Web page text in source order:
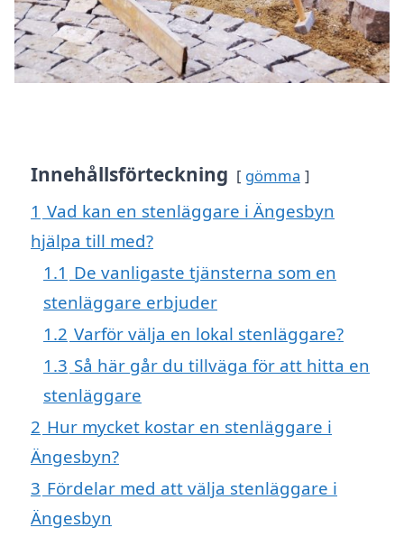
Innehållsförteckning gömma
1 Vad kan en stenläggare i Ängesbyn
hjälpa till med?
1.1 De vanligaste tjänsterna som en
stenläggare erbjuder
1.2 Varför välja en lokal stenläggare?
1.3 Så här går du tillväga för att hitta en
stenläggare
2 Hur mycket kostar en stenläggare i
Ängesbyn?
3 Fördelar med att välja stenläggare i
Ängesbyn